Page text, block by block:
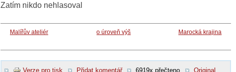
Zatím nikdo nehlasoval
Malířův ateliér o úroveň výš Marocká krajina
Verze pro tisk Přidat komentář 6919x přečteno
Original